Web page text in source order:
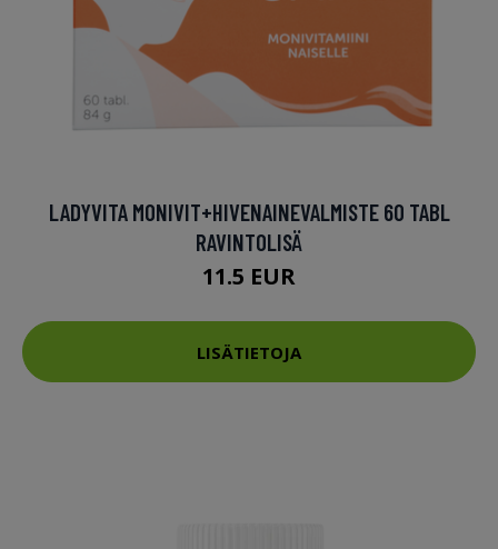
LADYVITA MONIVIT+HIVENAINEVALMISTE 60 TABL
RAVINTOLISÄ
11.5 EUR
LISÄTIETOJA